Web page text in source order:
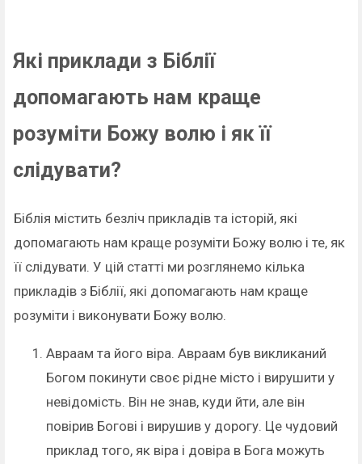
Які приклади з Біблії
допомагають нам краще
розуміти Божу волю і як її
слідувати?
Біблія містить безліч прикладів та історій, які
допомагають нам краще розуміти Божу волю і те, як
її слідувати. У цій статті ми розглянемо кілька
прикладів з Біблії, які допомагають нам краще
розуміти і виконувати Божу волю.
Авраам та його віра. Авраам був викликаний
Богом покинути своє рідне місто і вирушити у
невідомість. Він не знав, куди йти, але він
повірив Богові і вирушив у дорогу. Це чудовий
приклад того, як віра і довіра в Бога можуть